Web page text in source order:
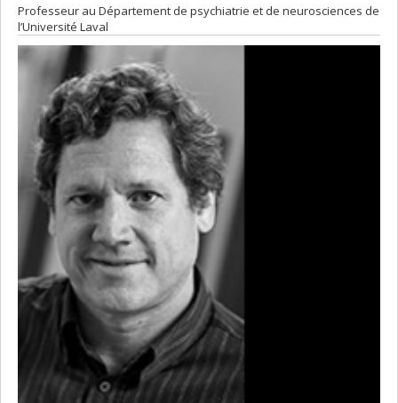
Professeur au Département de psychiatrie et de neurosciences de
l’Université Laval